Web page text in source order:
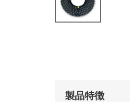
製品特徴